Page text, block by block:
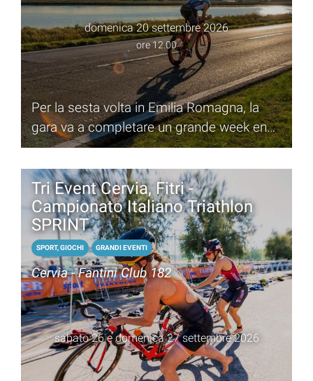
domenica 20 settembre 2026
ore 12.00
Per la sesta volta in Emilia Romagna, la
gara va a completare un grande week end
di Triathlon
Tri Event Cervia, Fitri -
Campionato Italiano Triathlon
SPRINT
SPORT, GIOCHI GRANDI EVENTI
Cervia - Fantini Club 182
sabato 26 e domenica 27 settembre 2026